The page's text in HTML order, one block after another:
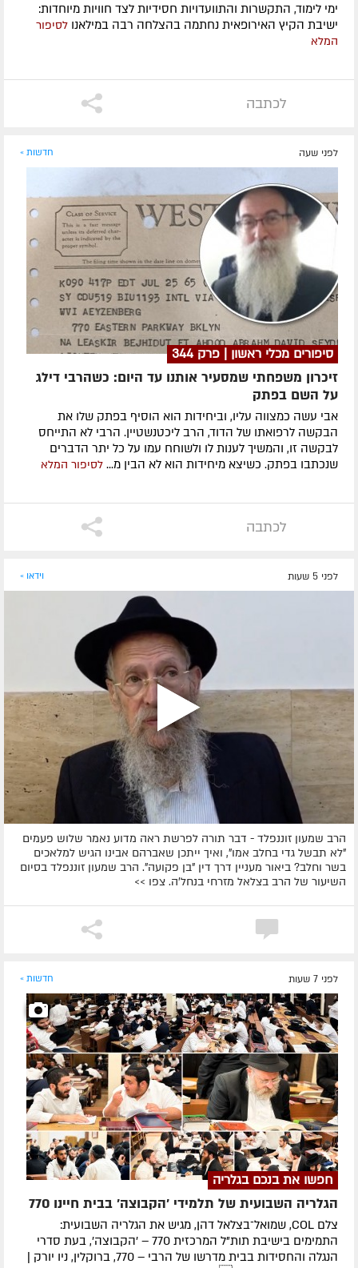
ימי לימוד, התקשרות והתוועדויות חסידיות לצד חוויות מיוחדות:
ישיבת הקיץ האירופאית נחתמה בהצלחה רבה במילאנו לסיפור
המלא
לכתבה
לפני שעה חדשות »
סיפורים מכלי ראשון | פרק 344
זיכרון משפחתי שמסעיר אותנו עד היום: כשהרבי דילג
על השם בפתק
אבי עשה כמצווה עליו, וביחידות הוא הוסיף בפתק שלו את
הבקשה לרפואתו של הדוד, הרב ליכטנשטיין. הרבי לא התייחס
לבקשה זו, והמשיך לענות לו ולשוחח עמו על כל יתר הדברים
שנכתבו בפתק. כשיצא מיחידות הוא לא הבין מ... לסיפור המלא
לכתבה
לפני 5 שעות וידאו »
הרב שמעון זוננפלד - דבר תורה לפרשת ראה מדוע נאמר שלוש פעמים
"לא תבשל גדי בחלב אמו", ואיך ייתכן שאברהם אבינו הגיש למלאכים
בשר וחלב? ביאור מעניין דרך דין "בן פקועה". הרב שמעון זוננפלד בסיום
השיעור של הרב בצלאל מזרחי בנחל'ה. צפו >>
לפני 7 שעות חדשות »
חפשו את בנכם בגלריה
הגלריה השבועית של תלמידי 'הקבוצה' בבית חיינו 770
צלם COL, שמואל־בצלאל דהן, מגיש את הגלריה השבועית:
התמימים בישיבת תות"ל המרכזית 770 – 'הקבוצה', בעת סדרי
הנגלה והחסידות בבית מדרשו של הרבי – 770, ברוקלין, ניו יורק |